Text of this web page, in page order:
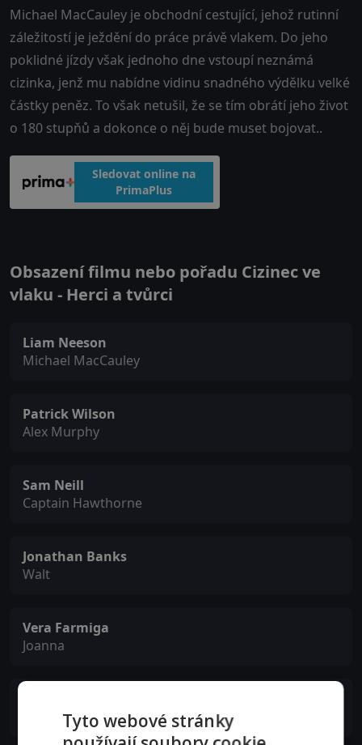
Michael MacCauley je obchodní cestující, jehož rutinní
záležitostí je ježdění do práce právě vlakem. Do jeho
poklidné jízdy však jednoho dne vstoupí neznámá
cizinka, jenž mu nabídne vidinu snadného výdělku velké
částky peněz. To však netušil, že se tím obrátí jeho život
o 180 stupňů a dokonce o něj bude muset bojovat..
Sledovat online na
PrimaPlus
Obsazení filmu nebo pořadu Cizinec ve
vlaku - Herci a tvůrci
Liam Neeson
Michael MacCauley
Patrick Wilson
Alex Murphy
Sam Neill
Captain Hawthorne
Jonathan Banks
Walt
Vera Farmiga
Joanna
Karen MacCauley
Tyto webové stránky